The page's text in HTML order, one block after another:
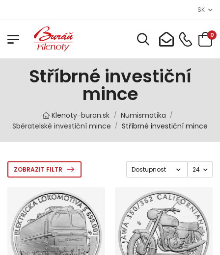
SK
0
Stříbrné investiční
mince
Klenoty-buran.sk / Numismatika /
Sběratelské investiční mince / Stříbrné investiční mince
ZOBRAZIT FILTR